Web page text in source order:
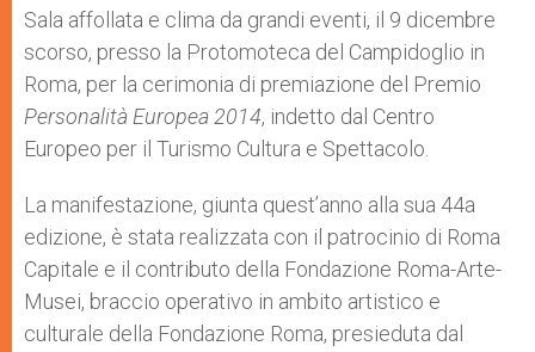
p
p
g
e
r
o
k
r
Sala affollata e clima da grandi eventi, il 9 dicembre
scorso, presso la Protomoteca del Campidoglio in
Roma, per la cerimonia di premiazione del Premio
Personalità Europea 2014, indetto dal Centro
Europeo per il Turismo Cultura e Spettacolo.
La manifestazione, giunta quest’anno alla sua 44a
edizione, è stata realizzata con il patrocinio di Roma
Capitale e il contributo della Fondazione Roma-Arte-
Musei, braccio operativo in ambito artistico e
culturale della Fondazione Roma, presieduta dal